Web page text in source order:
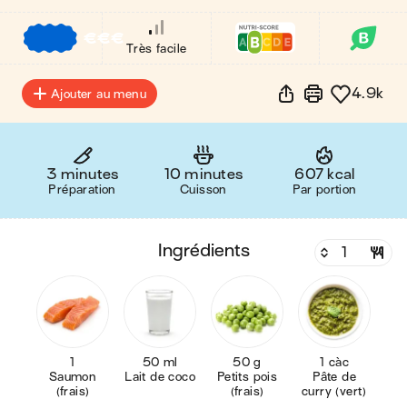
€€€
Très facile
Ajouter au menu 4.9k
3 minutes
Préparation
10 minutes
Cuisson
607 kcal
Par portion
ingrédients
1
Saumon
(frais)
50 ml
Lait de coco
50 g
Petits pois
(frais)
1 càc
Pâte de
curry (vert)